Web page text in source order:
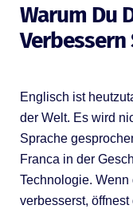
Warum Du
Englisch ist
der Welt. Es wird
Sprache
Franca in der
Technologie.
verbesserst,